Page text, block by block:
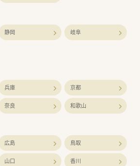
静岡 岐阜
兵庫 京都
奈良 和歌山
広島 鳥取
山口 香川